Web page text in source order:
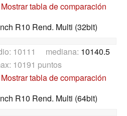
tabla de comparación
R10 Rend. Multi (32bit)
10111 mediana: 10140.5
10191 puntos
tabla de comparación
R10 Rend. Multi (64bit)